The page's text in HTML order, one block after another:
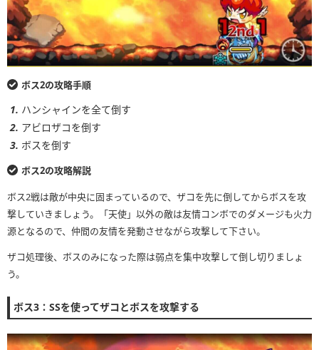
ボス2の攻略手順
ハンシャインを全て倒す
アビロザコを倒す
ボスを倒す
ボス2の攻略解説
ボス2戦は敵が中央に固まっているので、ザコを先に倒してからボスを攻
撃していきましょう。「天使」以外の敵は友情コンボでのダメージも火力
源となるので、仲間の友情を発動させながら攻撃して下さい。
ザコ処理後、ボスのみになった際は弱点を集中攻撃して倒し切りましょ
う。
ボス3：SSを使ってザコとボスを攻撃する